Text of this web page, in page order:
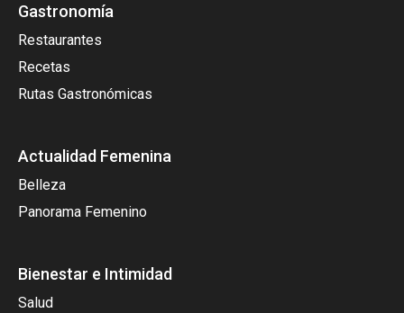
Gastronomía
Restaurantes
Recetas
Rutas Gastronómicas
Actualidad Femenina
Belleza
Panorama Femenino
Bienestar e Intimidad
Salud